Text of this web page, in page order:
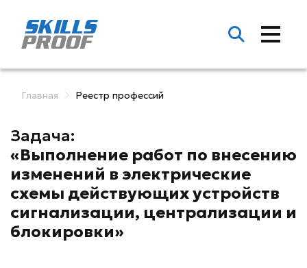
Главная Реестр профессий
Задача:
«Выполнение работ по внесению
изменений в электрические
схемы действующих устройств
сигнализации, централизации и
блокировки»